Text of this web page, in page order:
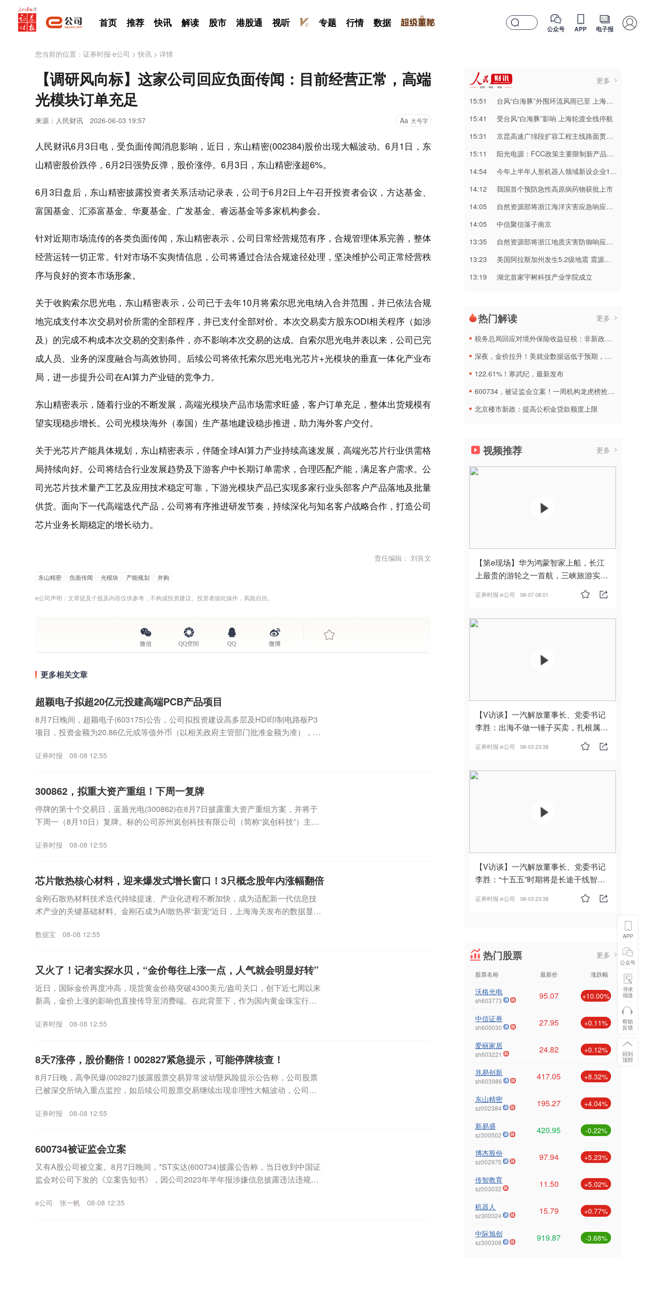
首页 推荐 快讯 解读 股市 港股通 视听 专题 行情 数据 公众号 APP 电子报
您当前的位置： 证券时报·e公司 >快讯 > 详情
【调研风向标】这家公司回应负面传闻：目前经营正常，高端
光模块订单充足
来源：人民财讯 2026-06-03 19:57 Aa 大号字
人民财讯6月3日电，受负面传闻消息影响，近日，东山精密(002384)股价出现大幅波动。6月1日，东
山精密股价跌停，6月2日强势反弹，股价涨停。6月3日，东山精密涨超6%。
6月3日盘后，东山精密披露投资者关系活动记录表，公司于6月2日上午召开投资者会议，方达基金、
富国基金、汇添富基金、华夏基金、广发基金、睿远基金等多家机构参会。
针对近期市场流传的各类负面传闻，东山精密表示，公司日常经营规范有序，合规管理体系完善，整体
经营运转一切正常。针对市场不实舆情信息，公司将通过合法合规途径处理，坚决维护公司正常经营秩
序与良好的资本市场形象。
关于收购索尔思光电，东山精密表示，公司已于去年10月将索尔思光电纳入合并范围，并已依法合规
地完成支付本次交易对价所需的全部程序，并已支付全部对价。本次交易卖方股东ODI相关程序（如涉
及）的完成不构成本次交易的交割条件，亦不影响本次交易的达成。自索尔思光电并表以来，公司已完
成人员、业务的深度融合与高效协同。后续公司将依托索尔思光电光芯片+光模块的垂直一体化产业布
局，进一步提升公司在AI算力产业链的竞争力。
东山精密表示，随着行业的不断发展，高端光模块产品市场需求旺盛，客户订单充足，整体出货规模有
望实现稳步增长。公司光模块海外（泰国）生产基地建设稳步推进，助力海外客户交付。
关于光芯片产能具体规划，东山精密表示，伴随全球AI算力产业持续高速发展，高端光芯片行业供需格
局持续向好。公司将结合行业发展趋势及下游客户中长期订单需求，合理匹配产能，满足客户需求。公
司光芯片技术量产工艺及应用技术稳定可靠，下游光模块产品已实现多家行业头部客户产品落地及批量
供货。面向下一代高端迭代产品，公司将有序推进研发节奏，持续深化与知名客户战略合作，打造公司
芯片业务长期稳定的增长动力。
责任编辑： 刘良文
东山精密 负面传闻 光模块 产能规划 并购
e公司声明：文章提及个股及内容仅供参考，不构成投资建议。投资者据此操作，风险自担。
微信 QQ空间 QQ 微博
更多相关文章
超颖电子拟超20亿元投建高端PCB产品项目
8月7日晚间，超颖电子(603175)公告，公司拟投资建设高多层及HDI印制电路板P3
项目，投资金额为20.86亿元或等值外币（以相关政府主管部门批准金额为准），资
证券时报 08-08 12:55
300862，拟重大资产重组！下周一复牌
停牌的第十个交易日，蓝盾光电(300862)在8月7日披露重大资产重组方案，并将于
下周一（8月10日）复牌。标的公司苏州岚创科技有限公司（简称“岚创科技”）主要
证券时报 08-08 12:55
芯片散热核心材料，迎来爆发式增长窗口！3只概念股年内涨幅翻倍
金刚石散热材料技术迭代持续提速、产业化进程不断加快，成为适配新一代信息技
术产业的关键基础材料。金刚石成为AI散热界“新宠”近日，上海海关发布的数据显
数据宝 08-08 12:55
又火了！记者实探水贝，“金价每往上涨一点，人气就会明显好转”
近日，国际金价再度冲高，现货黄金价格突破4300美元/盎司关口，创下近七周以来
新高，金价上涨的影响也直接传导至消费端。在此背景下，作为国内黄金珠宝行业
证券时报 08-08 12:55
8天7涨停，股价翻倍！002827紧急提示，可能停牌核查！
8月7日晚，高争民爆(002827)披露股票交易异常波动暨风险提示公告称，公司股票
已被深交所纳入重点监控，如后续公司股票交易继续出现非理性大幅波动，公司可
证券时报 08-08 12:55
600734被证监会立案
又有A股公司被立案。8月7日晚间，*ST实达(600734)披露公告称，当日收到中国证
监会对公司下发的《立案告知书》，因公司2023年半年报涉嫌信息披露违法违规，
e公司 张一帆 08-08 12:35
更多
15:51
台风“白海豚”外围环流风雨已至 上海浙江局地将有特大暴雨
15:41
受台风“白海豚”影响 上海轮渡全线停航
15:31
京昆高速广绵段扩容工程主线路面贯通过半
15:11
阳光电源：FCC政策主要限制新产品认证 公司目前在美销售的光伏逆变器、储能系统不受影响
14:54
今年上半年人形机器人领域新设企业11.6万户
14:12
我国首个预防急性高原病药物获批上市
14:05
自然资源部将浙江海洋灾害应急响应升级为二级，福建上海海洋灾害应急响应升级为三级
14:05
中信聚信落子南京
13:35
自然资源部将浙江地质灾害防御响应提升至Ⅲ级，对安徽启动Ⅳ级响应
13:23
美国阿拉斯加州发生5.2级地震 震源深度10千米
13:19
湖北首家宇树科技产业学院成立
热门解读 更多
税务总局回应对境外保险收益征税：非新政策，无需过度解读
深夜，金价拉升！美就业数据远低于预期，加息或生变
122.61%！寒武纪，最新发布
600734，被证监会立案！一周机构龙虎榜抢筹名单出炉
北京楼市新政：提高公积金贷款额度上限
视频推荐 更多
【第e现场】华为鸿蒙智家上船，长江
上最贵的游轮之一首航，三峡旅游实
证券时报·e公司 08-07 08:01
【V访谈】一汽解放董事长、党委书记
李胜：出海不做一锤子买卖，扎根属
证券时报·e公司 08-03 23:38
【V访谈】一汽解放董事长、党委书记
李胜：“十五五”时期将是长途干线智能
证券时报·e公司 08-03 23:38
热门股票 更多
股票名称 最新价 涨跌幅
沃格光电
sh603773 95.07 +10.00%
中信证券
sh600030 27.95 +0.11%
爱丽家居
sh603221 24.82 +0.12%
兆易创新
sh603986 417.05 +8.32%
东山精密
sz002384 195.27 +4.04%
新易盛
sz300502 420.95 -0.22%
博杰股份
sz002975 97.94 +5.23%
传智教育
sz003032 11.50 +5.02%
机器人
sz300024 15.79 +0.77%
中际旭创
sz300308 919.87 -3.68%
APP
公众号
寻求
报道
帮助
反馈
回到
顶部